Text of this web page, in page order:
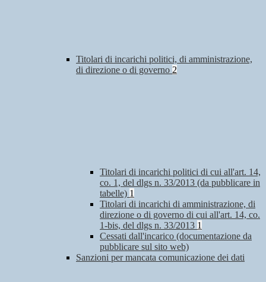
Titolari di incarichi politici, di amministrazione,
di direzione o di governo 2
Titolari di incarichi politici di cui all'art. 14,
co. 1, del dlgs n. 33/2013 (da pubblicare in
tabelle) 1
Titolari di incarichi di amministrazione, di
direzione o di governo di cui all'art. 14, co.
1-bis, del dlgs n. 33/2013 1
Cessati dall'incarico (documentazione da
pubblicare sul sito web)
Sanzioni per mancata comunicazione dei dati